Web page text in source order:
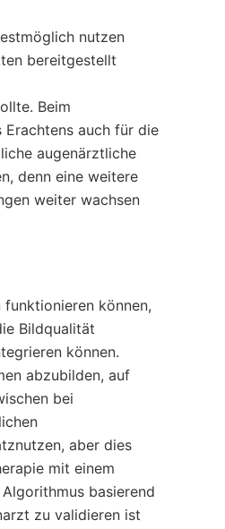
nutzen
bereitgestellt
Beim
auch für die
augenärztliche
denn eine weitere
weiter wachsen
können,
Bildqualität
können.
abzubilden, auf
bei
aber dies
mit einem
basierend
zu validieren ist